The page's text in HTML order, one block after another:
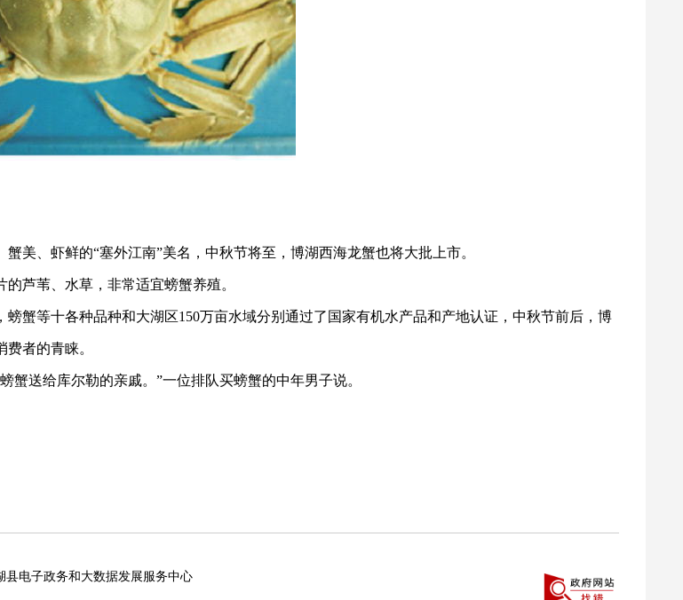
蟹美、虾鲜的“塞外江南”美名，中秋节将至，博湖西海龙蟹也将大批上市。
芦苇、水草，非常适宜螃蟹养殖。
螃蟹等十各种品种和大湖区150万亩水域分别通过了国家有机水产品和产地认证，中秋节前后，博
者的青睐。
蟹送给库尔勒的亲戚。 ”一位排队买螃蟹的中年男子说。
县电子政务和大数据发展服务中心